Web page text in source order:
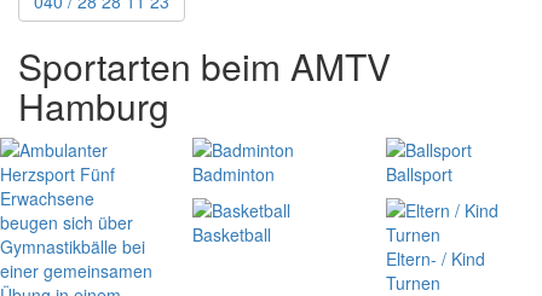
Sportarten beim AMTV
Hamburg
Badminton Ballsport
Basketball
Eltern- / Kind
Turnen